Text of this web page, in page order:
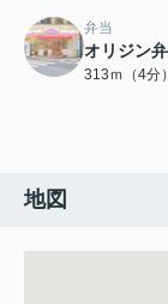
弁当
オリジン
313ｍ（4分）
地図